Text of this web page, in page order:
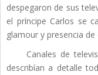
despegaron de sus
el príncipe Carlos se
glamour y presencia
Canales de
describían a detalle